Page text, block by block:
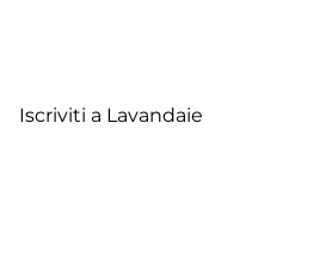
Iscriviti a Lavandaie